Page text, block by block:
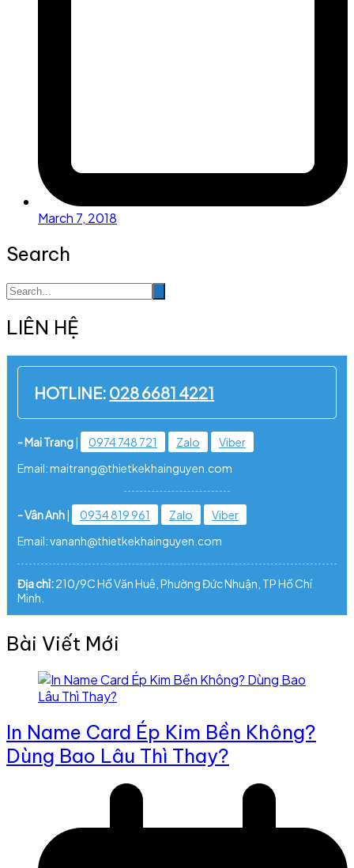
March 7, 2018
Search
LIÊN HỆ
HOTLINE: 028 6681 4221
- Mai Trang| 0974 748 721 Zalo
Viber
Email: maitrang@thietkekhainguyen.com
- Vân Anh| 0934 819 961 Zalo
Viber
Email: vananh@thietkekhainguyen.com
Địa chỉ:210/9C Hồ Văn Huê, Phường Đức Nhuận, TP Hồ Chí
Minh.
Bài Viết Mới
In Name Card Ép Kim Bền Không?
Dùng Bao Lâu Thì Thay?